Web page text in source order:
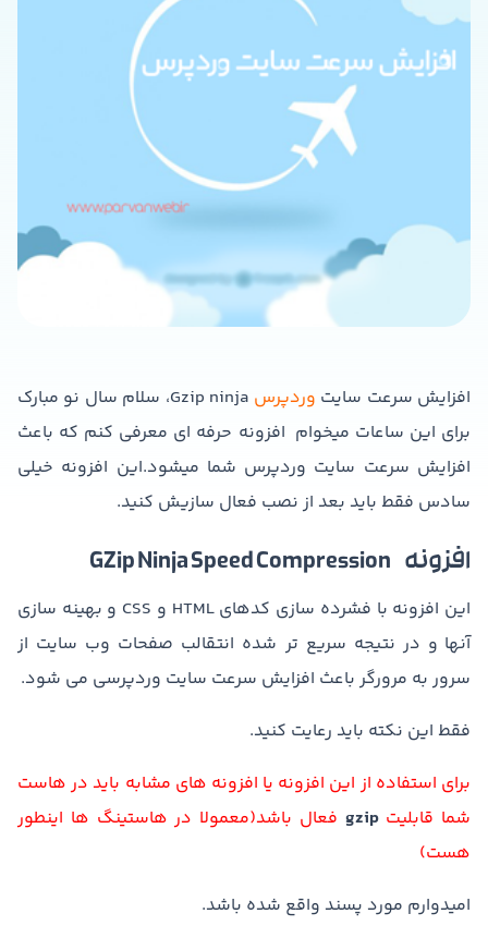
افزایش سرعت سایت وردپرس
Gzip ninja، سلام سال نو مبارک
برای این ساعات میخوام افزونه حرفه ای معرفی کنم که باعث
افزایش سرعت سایت وردپرس شما میشود.این افزونه خیلی
سادس فقط باید بعد از نصب فعال سازیش کنید.
افزونه GZip Ninja Speed Compression
این افزونه با فشرده سازی کدهای HTML و CSS و بهینه سازی
آنها و در نتیجه سریع تر شده انتقالب صفحات وب سایت از
سرور به مرورگر باعث افزایش سرعت سایت وردپرسی می شود.
فقط این نکته باید رعایت کنید.
برای استفاده از این افزونه یا افزونه های مشابه باید در هاست
شما قابلیتgzip فعال باشد(معمولا در هاستینگ ها اینطور
هست)
امیدوارم مورد پسند واقع شده باشد.